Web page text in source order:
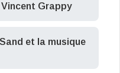
Vincent Grappy
et la musique